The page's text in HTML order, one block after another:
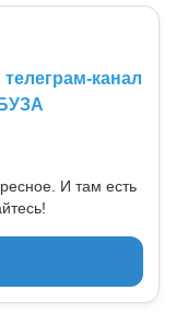
канал
И там есть